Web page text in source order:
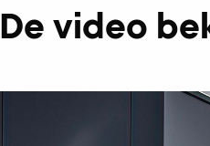
De video